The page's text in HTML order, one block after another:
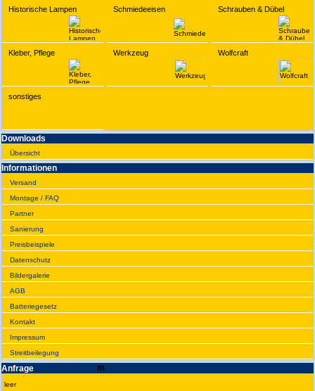
Historische Lampen Schmiedeeisen Schrauben & Dübel
Kleber, Pflege Werkzeug Wolfcraft
sonstiges
Downloads
Übersicht
Infor­ma­tionen
Versand
Montage / FAQ
Partner
Sanie­rung
Preis­beispiele
Daten­schutz
Bilder­galerie
AGB
Batte­rie­gesetz
Kontakt
Impres­sum
Streit­bei­legung
Anfrage
leer